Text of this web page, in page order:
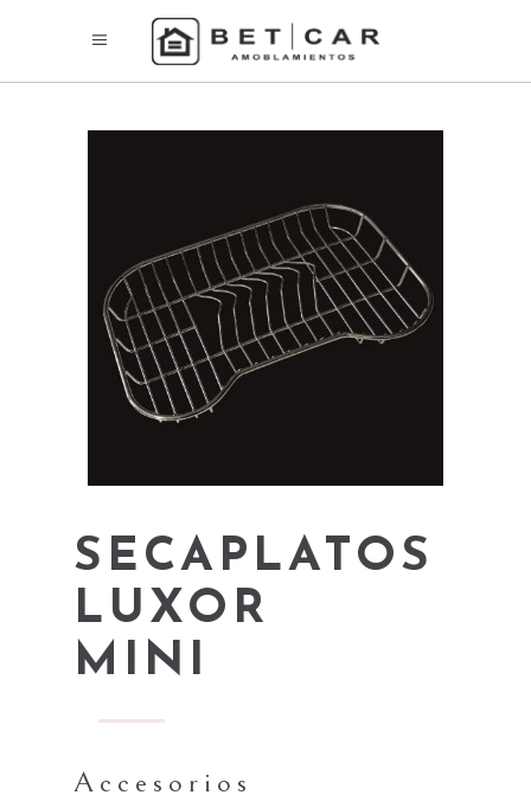
SECAPLATOS
LUXOR
MINI
Accesorios